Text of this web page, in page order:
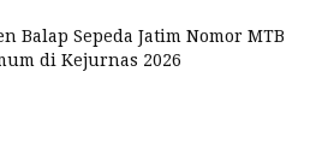
Balap Sepeda Jatim Nomor MTB
di Kejurnas 2026